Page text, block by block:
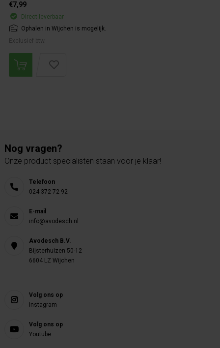
€7,99
Direct leverbaar
Ophalen in Wijchen is mogelijk.
Exclusief btw.
Nog vragen?
Onze product specialisten staan voor je klaar!
Telefoon
024 372 72 92
E-mail
info@avodesch.nl
Avodesch B.V.
Bijsterhuizen 50-12
6604 LZ Wijchen
Volg ons op
Instagram
Volg ons op
Youtube